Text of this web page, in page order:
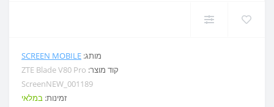
מותג: SCREEN MOBILE
קוד מוצר: ZTE Blade V80 Pro
ScreenNEW_001189
זמינות: במלאי